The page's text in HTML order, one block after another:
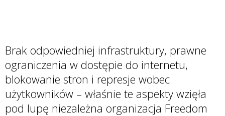
Brak odpowiedniej infrastruktury, prawne
ograniczenia w dostępie do internetu,
blokowanie stron i represje wobec
użytkowników – właśnie te aspekty wzięła
pod lupę niezależna organizacja Freedom